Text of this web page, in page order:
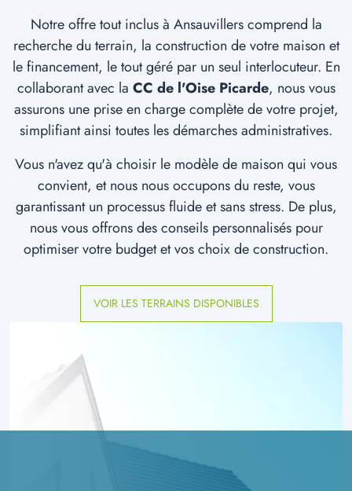
Notre offre tout inclus à Ansauvillers comprend la
recherche du terrain, la construction de votre maison et
le financement, le tout géré par un seul interlocuteur. En
collaborant avec la CC de l'Oise Picarde, nous vous
assurons une prise en charge complète de votre projet,
simplifiant ainsi toutes les démarches administratives.
Vous n'avez qu'à choisir le modèle de maison qui vous
convient, et nous nous occupons du reste, vous
garantissant un processus fluide et sans stress. De plus,
nous vous offrons des conseils personnalisés pour
optimiser votre budget et vos choix de construction.
VOIR LES TERRAINS DISPONIBLES